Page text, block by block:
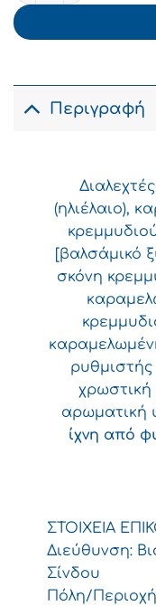
Περιγραφή
(ηλιέλαιο),
[βαλσάμικό
σκόνη
ρυθμιστής
χρωστική
αρωματική
ίχνη από
ΣΤΟΙΧΕΙΑ
Διεύθυνση:
Σίνδου
Πόλη/